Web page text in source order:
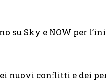
su Sky e NOW per
nuovi conflitti e dei